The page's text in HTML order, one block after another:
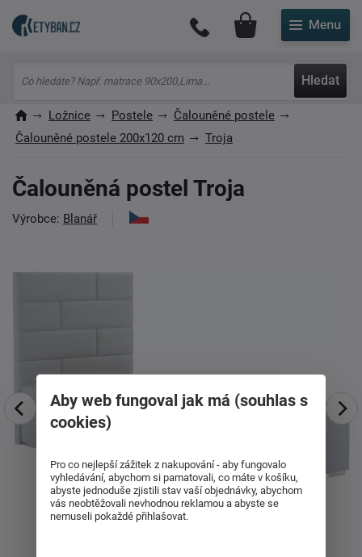
Hledat
Můj účet
Ložnice Postele
Čalouněné postele
Čalouněné postele 200x120 cm
Troja
Čalouněná postel Troja
Výrobce: Blanář
Aby web fungoval jak má (souhlas s
cookies)
Pro co nejlepší zážitek z nakupování - aby fungovalo
vyhledávání, abychom si pamatovali, co máte v košíku,
abyste jednoduše zjistili stav vaší objednávky, abychom
vás neobtěžovali nevhodnou reklamou a abyste se
nemuseli pokaždé přihlašovat.